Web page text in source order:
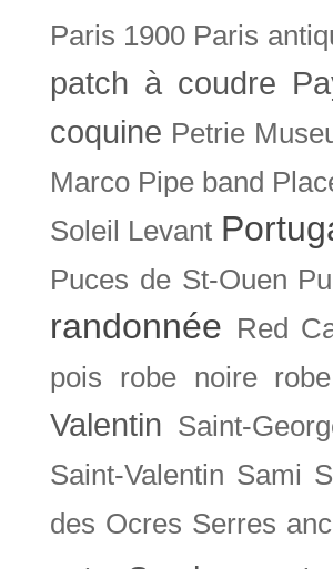
Paris 1900 Paris
patch à coudre
coquine Petrie
Marco Pipe band
Soleil Levant
Puces de St-Ouen
randonnée Red
pois
robe noire
Valentin Saint-
Saint-Valentin Sami
des Ocres Serres